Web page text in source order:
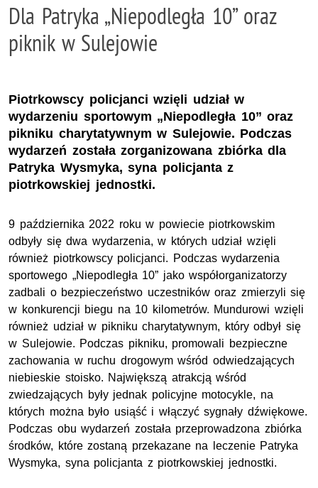
Dla Patryka „Niepodległa 10” oraz
piknik w Sulejowie
Piotrkowscy policjanci wzięli udział w
wydarzeniu sportowym „Niepodległa 10” oraz
pikniku charytatywnym w Sulejowie. Podczas
wydarzeń została zorganizowana zbiórka dla
Patryka Wysmyka, syna policjanta z
piotrkowskiej jednostki.
9 października 2022 roku w powiecie piotrkowskim
odbyły się dwa wydarzenia, w których udział wzięli
również piotrkowscy policjanci. Podczas wydarzenia
sportowego „Niepodległa 10” jako współorganizatorzy
zadbali o bezpieczeństwo uczestników oraz zmierzyli się
w konkurencji biegu na 10 kilometrów. Mundurowi wzięli
również udział w pikniku charytatywnym, który odbył się
w Sulejowie. Podczas pikniku, promowali bezpieczne
zachowania w ruchu drogowym wśród odwiedzających
niebieskie stoisko. Największą atrakcją wśród
zwiedzających były jednak policyjne motocykle, na
których można było usiąść i włączyć sygnały dźwiękowe.
Podczas obu wydarzeń została przeprowadzona zbiórka
środków, które zostaną przekazane na leczenie Patryka
Wysmyka, syna policjanta z piotrkowskiej jednostki.